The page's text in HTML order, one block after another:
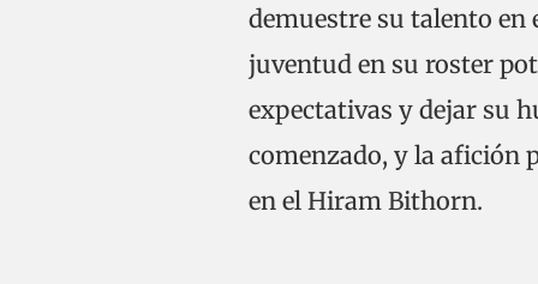
demuestre su talento en
juventud en su roster
expectativas y dejar su
comenzado, y la afición
en el Hiram Bithorn.